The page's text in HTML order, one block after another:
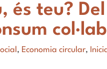
és teu?
, Economia circular,